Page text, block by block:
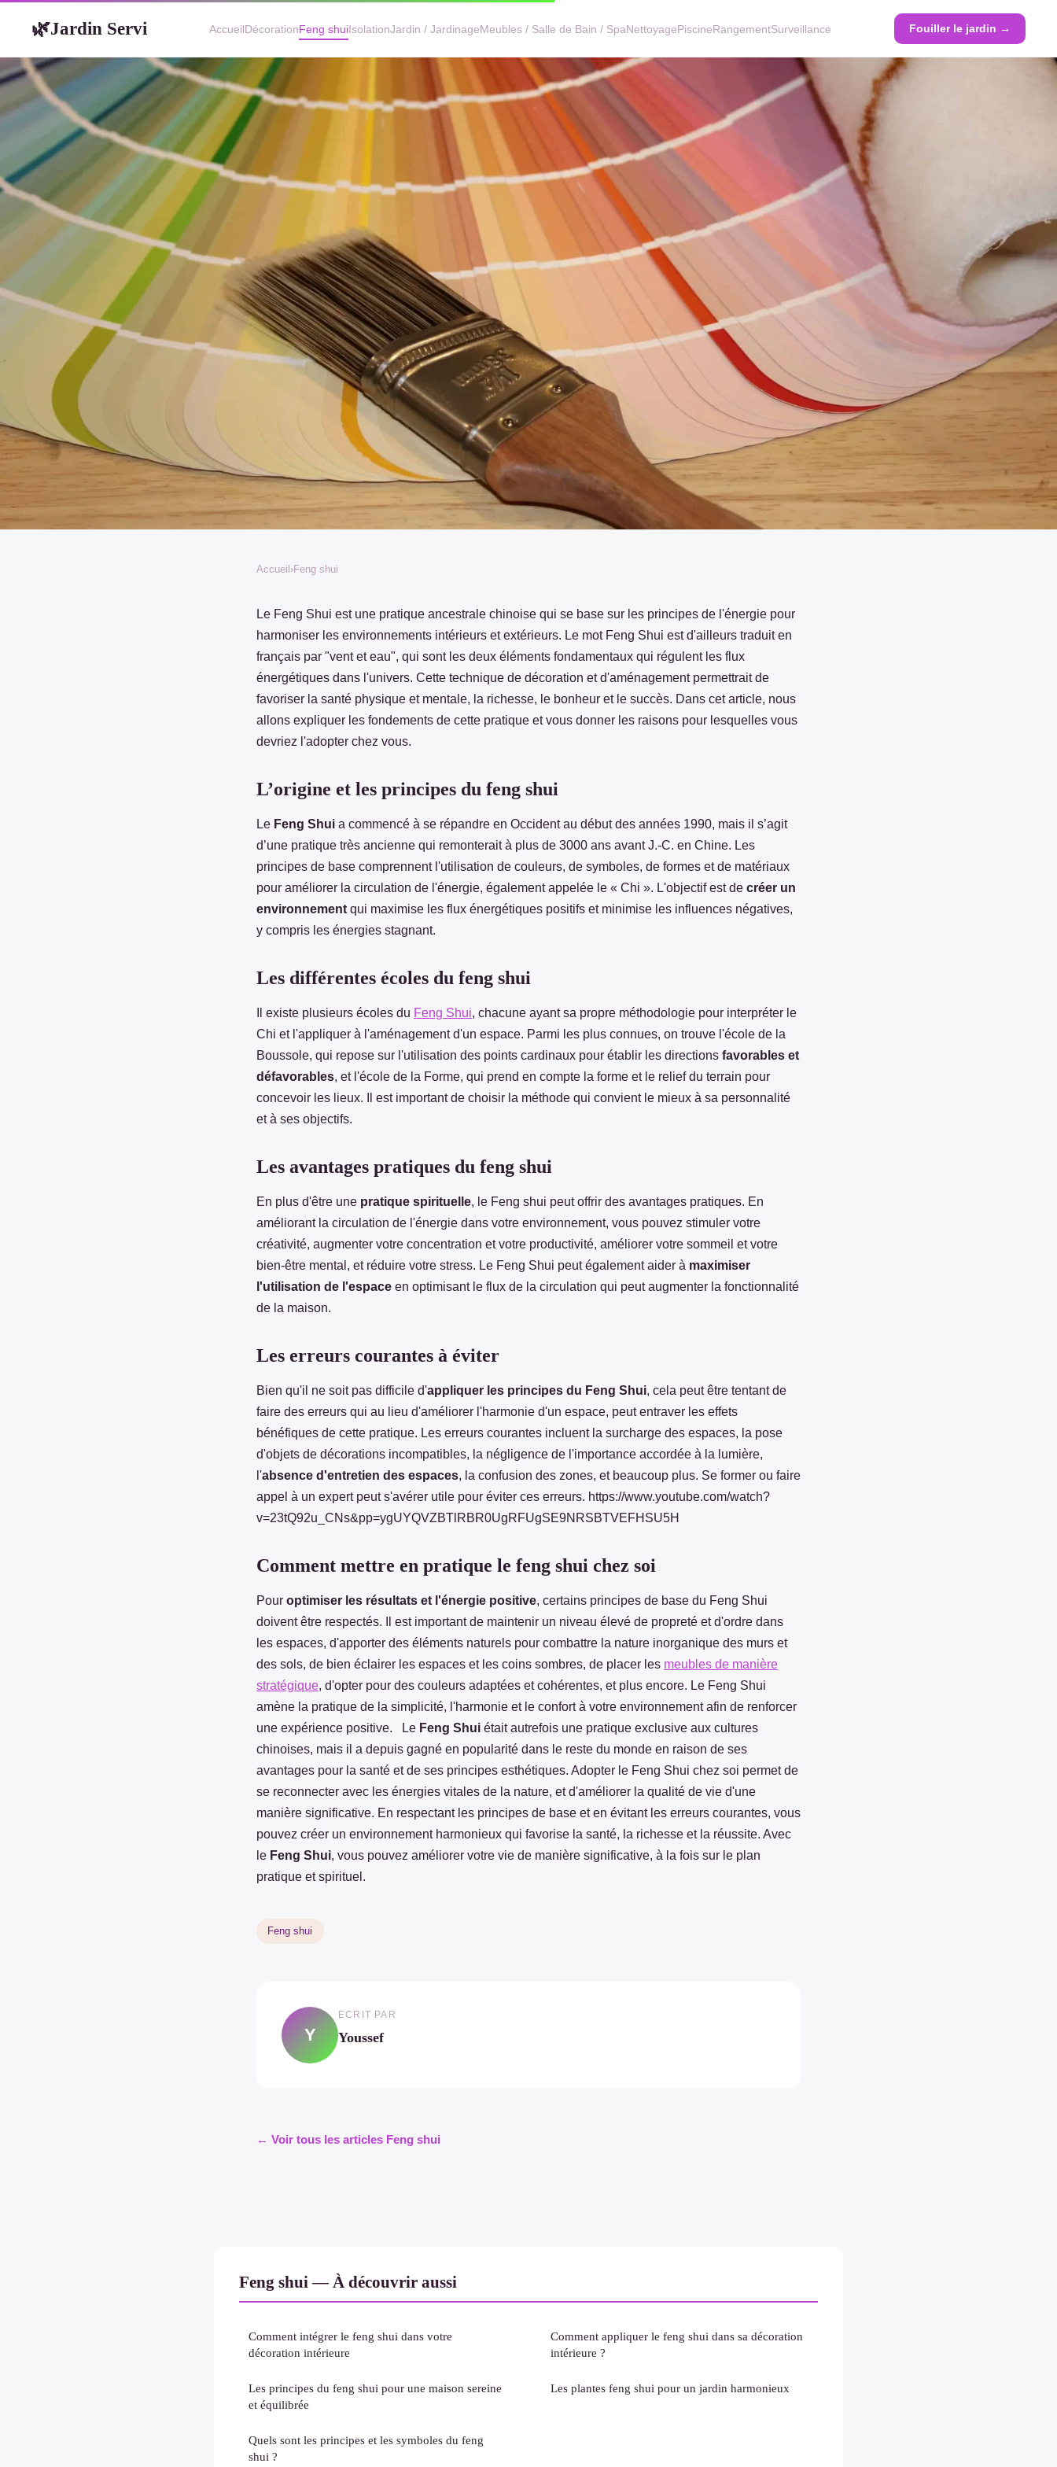
🌿Jardin Servi AccueilDécorationFeng shuiIsolationJardin / JardinageMeubles / Salle de Bain / SpaNettoyagePiscineRangementSurveillance Fouiller le jardin →
Qu'est-ce que le feng shui et pourquoi le
Accueil ›Feng shui
Le Feng Shui est une pratique ancestrale chinoise qui se base sur les principes de l'énergie pour
harmoniser les environnements intérieurs et extérieurs. Le mot Feng Shui est d'ailleurs traduit en
français par "vent et eau", qui sont les deux éléments fondamentaux qui régulent les flux
énergétiques dans l'univers. Cette technique de décoration et d'aménagement permettrait de
favoriser la santé physique et mentale, la richesse, le bonheur et le succès. Dans cet article, nous
allons expliquer les fondements de cette pratique et vous donner les raisons pour lesquelles vous
devriez l'adopter chez vous.
L’origine et les principes du feng shui
Le Feng Shui a commencé à se répandre en Occident au début des années 1990, mais il s’agit
d’une pratique très ancienne qui remonterait à plus de 3000 ans avant J.-C. en Chine. Les
principes de base comprennent l'utilisation de couleurs, de symboles, de formes et de matériaux
pour améliorer la circulation de l'énergie, également appelée le « Chi ». L'objectif est de créer un
environnement qui maximise les flux énergétiques positifs et minimise les influences négatives,
y compris les énergies stagnant.
Les différentes écoles du feng shui
Il existe plusieurs écoles du Feng Shui, chacune ayant sa propre méthodologie pour interpréter le
Chi et l'appliquer à l'aménagement d'un espace. Parmi les plus connues, on trouve l'école de la
Boussole, qui repose sur l'utilisation des points cardinaux pour établir les directions favorables et
défavorables, et l'école de la Forme, qui prend en compte la forme et le relief du terrain pour
concevoir les lieux. Il est important de choisir la méthode qui convient le mieux à sa personnalité
et à ses objectifs.
Les avantages pratiques du feng shui
En plus d'être une pratique spirituelle, le Feng shui peut offrir des avantages pratiques. En
améliorant la circulation de l'énergie dans votre environnement, vous pouvez stimuler votre
créativité, augmenter votre concentration et votre productivité, améliorer votre sommeil et votre
bien-être mental, et réduire votre stress. Le Feng Shui peut également aider à maximiser
l'utilisation de l'espace en optimisant le flux de la circulation qui peut augmenter la fonctionnalité
de la maison.
Les erreurs courantes à éviter
Bien qu'il ne soit pas difficile d'appliquer les principes du Feng Shui, cela peut être tentant de
faire des erreurs qui au lieu d'améliorer l'harmonie d'un espace, peut entraver les effets
bénéfiques de cette pratique. Les erreurs courantes incluent la surcharge des espaces, la pose
d'objets de décorations incompatibles, la négligence de l'importance accordée à la lumière,
l'absence d'entretien des espaces, la confusion des zones, et beaucoup plus. Se former ou faire
appel à un expert peut s'avérer utile pour éviter ces erreurs. https://www.youtube.com/watch?
v=23tQ92u_CNs&pp=ygUYQVZBTlRBR0UgRFUgSE9NRSBTVEFHSU5H
Comment mettre en pratique le feng shui chez soi
Pour optimiser les résultats et l'énergie positive, certains principes de base du Feng Shui
doivent être respectés. Il est important de maintenir un niveau élevé de propreté et d'ordre dans
les espaces, d'apporter des éléments naturels pour combattre la nature inorganique des murs et
des sols, de bien éclairer les espaces et les coins sombres, de placer les meubles de manière
stratégique, d'opter pour des couleurs adaptées et cohérentes, et plus encore. Le Feng Shui
amène la pratique de la simplicité, l'harmonie et le confort à votre environnement afin de renforcer
une expérience positive. Le Feng Shui était autrefois une pratique exclusive aux cultures
chinoises, mais il a depuis gagné en popularité dans le reste du monde en raison de ses
avantages pour la santé et de ses principes esthétiques. Adopter le Feng Shui chez soi permet de
se reconnecter avec les énergies vitales de la nature, et d'améliorer la qualité de vie d'une
manière significative. En respectant les principes de base et en évitant les erreurs courantes, vous
pouvez créer un environnement harmonieux qui favorise la santé, la richesse et la réussite. Avec
le Feng Shui, vous pouvez améliorer votre vie de manière significative, à la fois sur le plan
pratique et spirituel.
Feng shui
Y
ECRIT PAR
Youssef
← Voir tous les articles Feng shui
Feng shui — À découvrir aussi
Comment intégrer le feng shui dans votre
décoration intérieure
Les principes du feng shui pour une maison sereine
et équilibrée
Quels sont les principes et les symboles du feng
shui ?
Comment appliquer le feng shui dans sa décoration
intérieure ?
Les plantes feng shui pour un jardin harmonieux